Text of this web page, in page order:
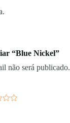
“Blue Nickel”
não será publicado.